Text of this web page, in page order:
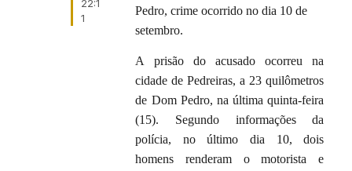
22:1
1
Pedro, crime ocorrido no dia 10 de
setembro.
A prisão do acusado ocorreu na
cidade de Pedreiras, a 23 quilômetros
de Dom Pedro, na última quinta-feira
(15). Segundo informações da
polícia, no último dia 10, dois
homens renderam o motorista e